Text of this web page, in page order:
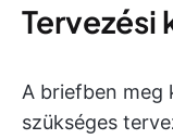
A briefben meg
szükséges